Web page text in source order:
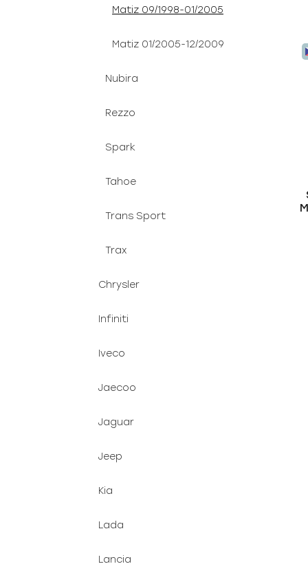
Matiz 09/1998-01/2005
Matiz 01/2005-12/2009
Nubira
Rezzo
Spark
Tahoe
Trans Sport
Trax
Chrysler
Infiniti
Iveco
Jaecoo
Jaguar
Jeep
Kia
Lada
Lancia